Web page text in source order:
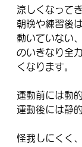
涼しくなって
朝晩や練習後
動いていない
のいきなり全
くなります。
運動前には動
運動後には静
怪我しにくく